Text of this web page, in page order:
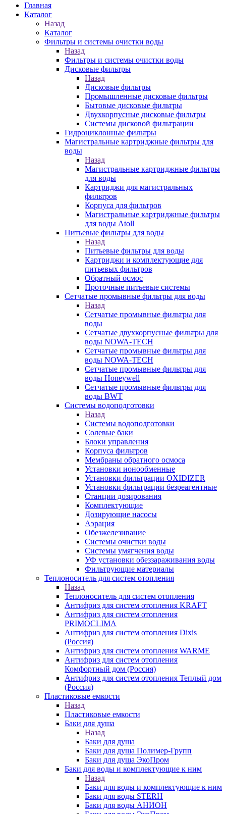
Главная
Каталог
Назад
Каталог
Фильтры и системы очистки воды
Назад
Фильтры и системы очистки воды
Дисковые фильтры
Назад
Дисковые фильтры
Промышленные дисковые фильтры
Бытовые дисковые фильтры
Двухкорпусные дисковые фильтры
Системы дисковой фильтрации
Гидроциклонные фильтры
Магистральные картриджные фильтры для
воды
Назад
Магистральные картриджные фильтры
для воды
Картриджи для магистральных
фильтров
Корпуса для фильтров
Магистральные картриджные фильтры
для воды Atoll
Питьевые фильтры для воды
Назад
Питьевые фильтры для воды
Картриджи и комплектующие для
питьевых фильтров
Обратный осмос
Проточные питьевые системы
Сетчатые промывные фильтры для воды
Назад
Сетчатые промывные фильтры для
воды
Сетчатые двухкорпусные фильтры для
воды NOWA-TECH
Сетчатые промывные фильтры для
воды NOWA-TECH
Сетчатые промывные фильтры для
воды Honeywell
Сетчатые промывные фильтры для
воды BWT
Системы водоподготовки
Назад
Системы водоподготовки
Солевые баки
Блоки управления
Корпуса фильтров
Мембраны обратного осмоса
Установки ионообменные
Установки фильтрации OXIDIZER
Установки фильтрации безреагентные
Станции дозирования
Комплектующие
Дозирующие насосы
Аэрация
Обезжелезивание
Системы очистки воды
Системы умягчения воды
УФ установки обеззараживания воды
Фильтрующие материалы
Теплоноситель для систем отопления
Назад
Теплоноситель для систем отопления
Антифриз для систем отопления KRAFT
Антифриз для систем отопления
PRIMOCLIMA
Антифриз для систем отопления Dixis
(Россия)
Антифриз для систем отопления WARME
Антифриз для систем отопления
Комфортный дом (Россия)
Антифриз для систем отопления Теплый дом
(Россия)
Пластиковые емкости
Назад
Пластиковые емкости
Баки для душа
Назад
Баки для душа
Баки для душа Полимер-Групп
Баки для душа ЭкоПром
Баки для воды и комплектующие к ним
Назад
Баки для воды и комплектующие к ним
Баки для воды STERH
Баки для воды АНИОН